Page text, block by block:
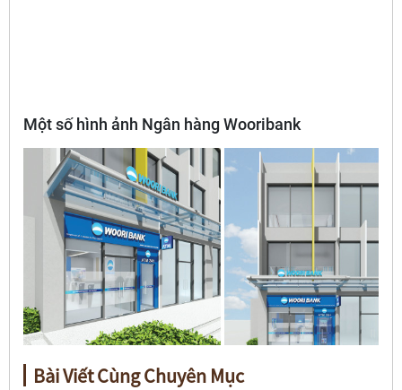
Một số hình ảnh Ngân hàng Wooribank
Bài Viết Cùng Chuyên Mục